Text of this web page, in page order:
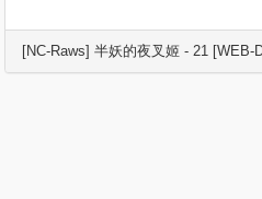
[NC-Raws] 半妖的夜叉姬 - 21